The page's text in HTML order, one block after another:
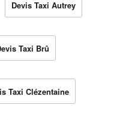
Devis Taxi Autrey
Taxi Brû
Taxi Clézentaine